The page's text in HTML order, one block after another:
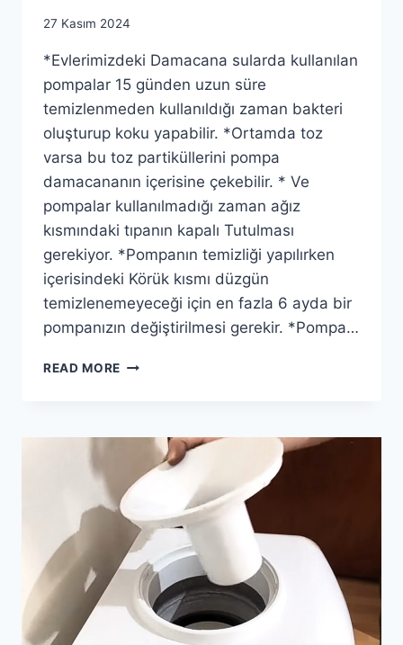
By
27 Kasım 2024
*Evlerimizdeki Damacana sularda kullanılan
pompalar 15 günden uzun süre
temizlenmeden kullanıldığı zaman bakteri
oluşturup koku yapabilir. *Ortamda toz
varsa bu toz partiküllerini pompa
damacananın içerisine çekebilir. * Ve
pompalar kullanılmadığı zaman ağız
kısmındaki tıpanın kapalı Tutulması
gerekiyor. *Pompanın temizliği yapılırken
içerisindeki Körük kısmı düzgün
temizlenemeyeceği için en fazla 6 ayda bir
pompanızın değiştirilmesi gerekir. *Pompa…
READ MORE DAMACANA
DEĞIŞTIRILMELI